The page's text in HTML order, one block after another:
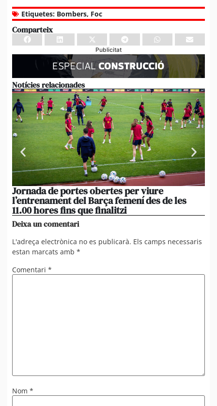
Etiquetes: Bombers, Foc
Comparteix
Publicitat
Notícies relacionades
Jornada de portes obertes per viure
l’entrenament del Barça femení des de les
11.00 hores fins que finalitzi
Deixa un comentari
L'adreça electrònica no es publicarà. Els camps necessaris
estan marcats amb *
Comentari *
Nom *